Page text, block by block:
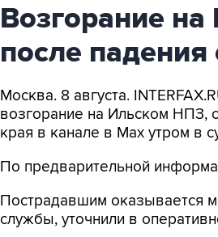
Возгорание
после
Москва. 8 августа.
возгорание на Ильском НПЗ,
края в канале в Max утром в
По предварительной
Пострадавшим оказывается
службы, уточнили в